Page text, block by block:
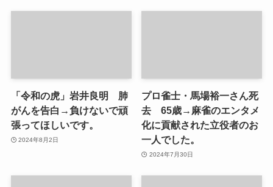
「令和の虎」岩井良明 肺
がんを告白→負けないで頑
張ってほしいです。
2024年8月2日
プロ雀士・馬場裕一さん死
去 65歳→麻雀のエンタメ
化に貢献された立役者のお
一人でした。
2024年7月30日